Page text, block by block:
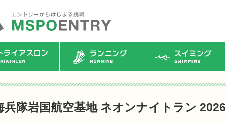
イアスロン ランニング スイミング
兵隊岩国航空基地 ネオンナイトラン 2026